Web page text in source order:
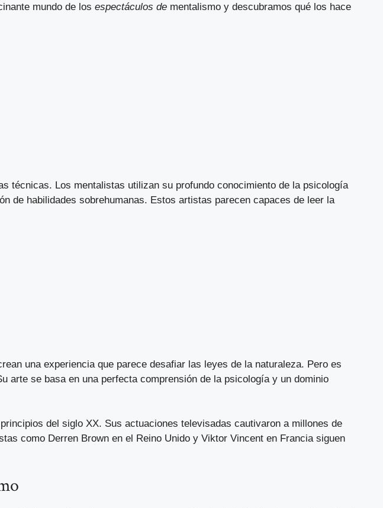
mundo de los espectáculos de mentalismo y descubramos qué los hace
técnicas. Los mentalistas utilizan su profundo conocimiento de la psicología
de habilidades sobrehumanas. Estos artistas parecen capaces de leer la
una experiencia que parece desafiar las leyes de la naturaleza. Pero es
arte se basa en una perfecta comprensión de la psicología y un dominio
del siglo XX. Sus actuaciones televisadas cautivaron a millones de
como Derren Brown en el Reino Unido y Viktor Vincent en Francia siguen